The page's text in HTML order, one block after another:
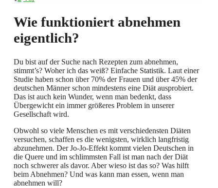
Wie funktioniert abnehmen
eigentlich?
Du bist auf der Suche nach Rezepten zum abnehmen,
stimmt’s? Woher ich das weiß? Einfache Statistik. Laut einer
Studie haben schon über 70% der Frauen und über 45% der
deutschen Männer schon mindestens eine Diät ausprobiert.
Das ist auch kein Wunder, wenn man bedenkt, dass
Übergewicht ein immer größeres Problem in unserer
Gesellschaft wird.
Obwohl so viele Menschen es mit verschiedensten Diäten
versuchen, schaffen es die wenigsten, wirklich langfristig
abzunehmen. Der Jo-Jo-Effekt kommt vielen Deutschen in
die Quere und im schlimmsten Fall ist man nach der Diät
noch schwerer als davor. Aber wieso ist das so? Was hilft
beim Abnehmen? Und was kann man essen, wenn man
abnehmen will?